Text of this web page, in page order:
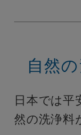
自然
日本では平
然の洗浄料